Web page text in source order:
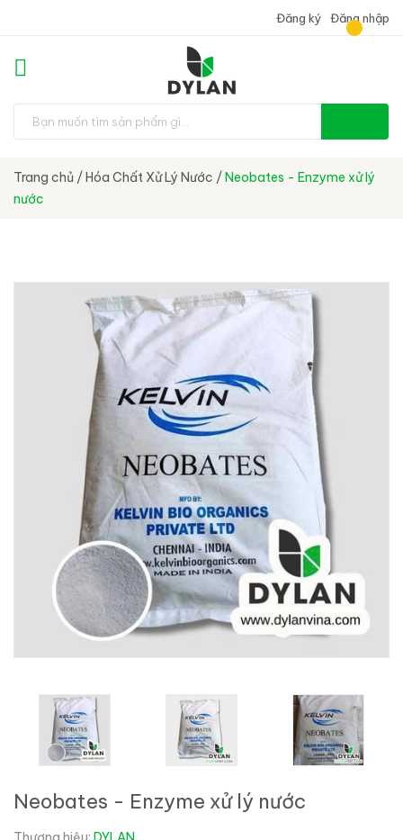
Đăng ký Đăng nhập
Trang chủ /Hóa Chất Xử Lý Nước /Neobates - Enzyme xử lý
nước
Neobates - Enzyme xử lý nước